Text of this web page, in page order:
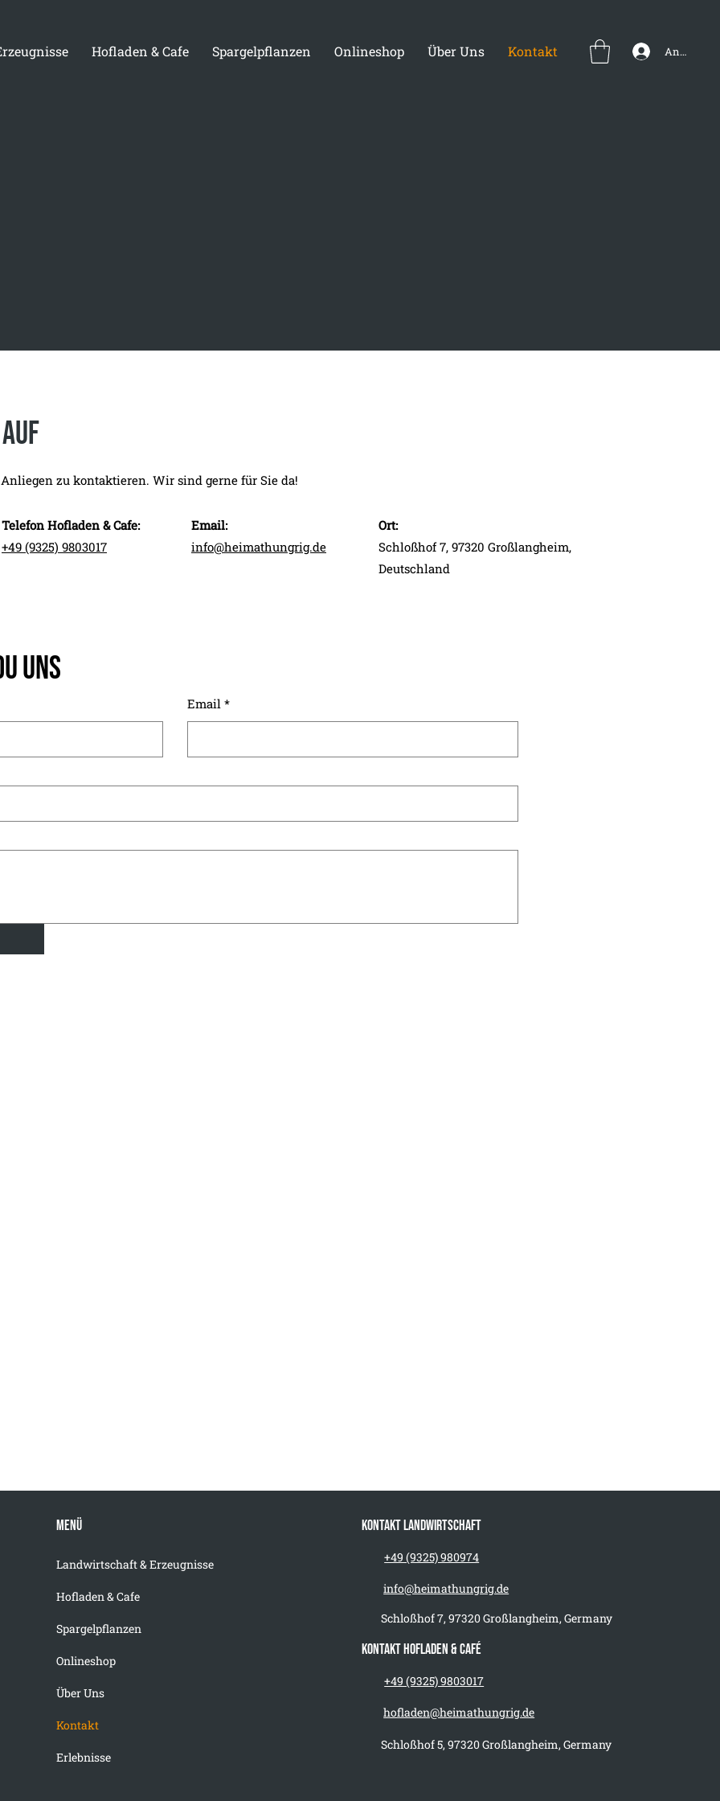
Hofladen & Cafe Spargelpflanzen Onlineshop Über Uns Kontakt Anmelden
zu kontaktieren. Wir sind gerne für Sie da!
Telefon Hofladen & Cafe:
+49 (9325) 9803017
Email:
info@heimathungrig.de
Ort:
Schloßhof 7, 97320 Großlangheim,
Deutschland
uns
Email *
Menü
Landwirtschaft & Erzeugnisse
Hofladen & Cafe
Spargelpflanzen
Onlineshop
Über Uns
Kontakt
Erlebnisse
Kontakt Landwirtschaft
+49 (9325) 980974
info@heimathungrig.de
Schloßhof 7, 97320 Großlangheim, Germany
Kontakt Hofladen & Café
+49 (9325) 9803017
hofladen@heimathungrig.de
Schloßhof 5, 97320 Großlangheim, Germany